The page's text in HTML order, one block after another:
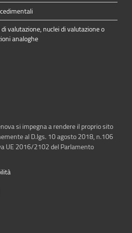
valutazione, nuclei di valutazione o
analoghe
si impegna a rendere il proprio sito
al D.lgs. 10 agosto 2018, n.106
UE 2016/2102 del Parlamento